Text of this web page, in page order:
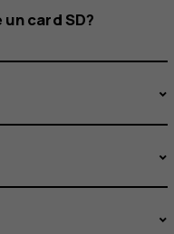
card SD?